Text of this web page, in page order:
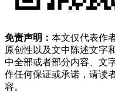
免责声明： 本文仅代表作
原创性以及文中陈述文字
中全部或者部分内容、文
作任何保证或承诺，请读
容。